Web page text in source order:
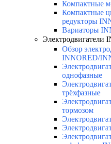
Компактные
Компактные
редукторы
Вариаторы
Обзор
INNORED/
однофазные
трёхфазные
тормозом